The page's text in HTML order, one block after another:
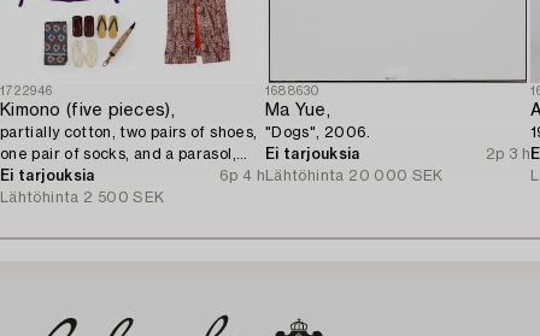
1722946
Kimono (five pieces),
partially cotton, two pairs of shoes,
one pair of socks, and a parasol,
Japan, 20th century.
Ei tarjouksia
6p 4 h
Lähtöhinta 2 500 SEK
1688630
Ma Yue,
"Dogs", 2006.
Ei tarjouksia
2p 3 h
Lähtöhinta 20 000 SEK